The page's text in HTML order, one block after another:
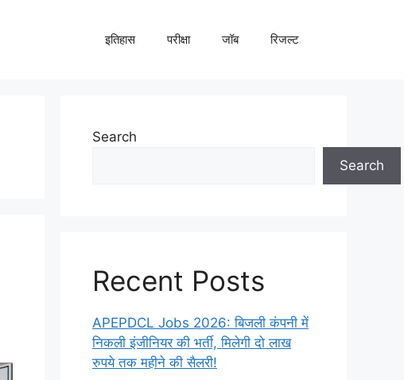
इतिहास परीक्षा जॉब रिजल्ट
Search
Search
Recent Posts
APEPDCL Jobs 2026: बिजली कंपनी में
निकली इंजीनियर की भर्ती, मिलेगी दो लाख
रुपये तक महीने की सैलरी!